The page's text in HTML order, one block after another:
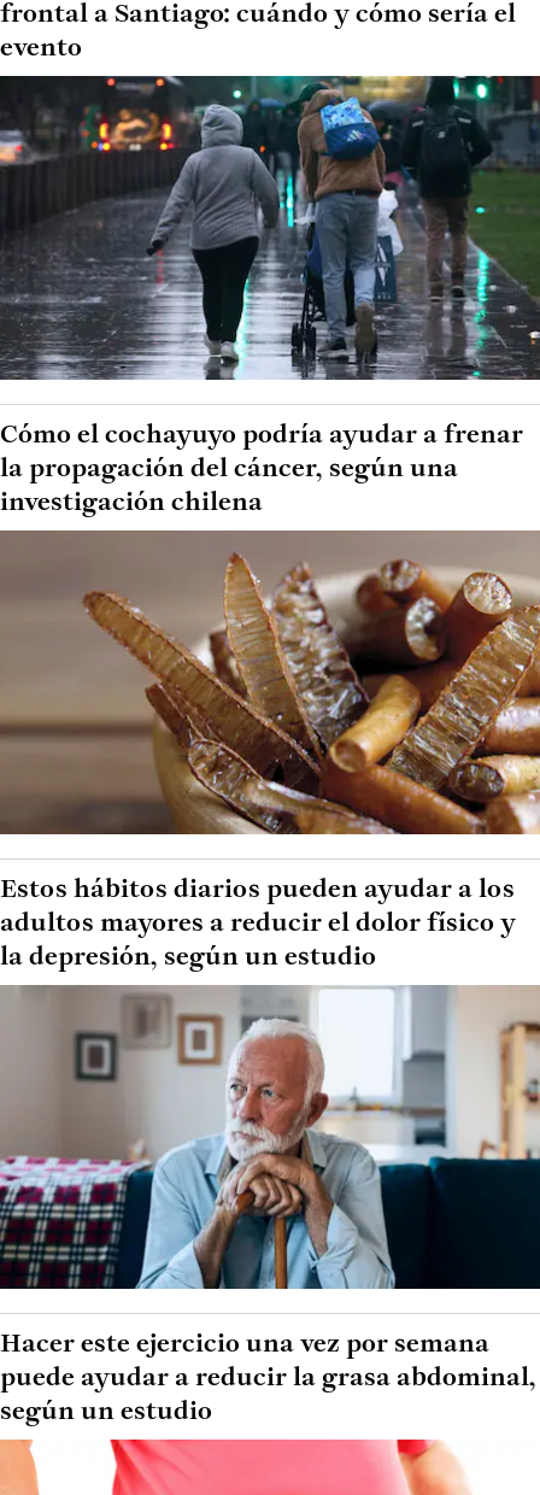
frontal a Santiago: cuándo y cómo sería el
evento
Cómo el cochayuyo podría ayudar a frenar
la propagación del cáncer, según una
investigación chilena
Estos hábitos diarios pueden ayudar a los
adultos mayores a reducir el dolor físico y
la depresión, según un estudio
Hacer este ejercicio una vez por semana
puede ayudar a reducir la grasa abdominal,
según un estudio